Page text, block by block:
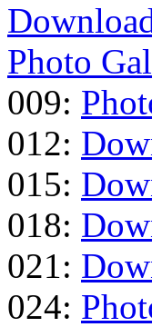
Photo
009:
012:
015:
018:
021:
024: